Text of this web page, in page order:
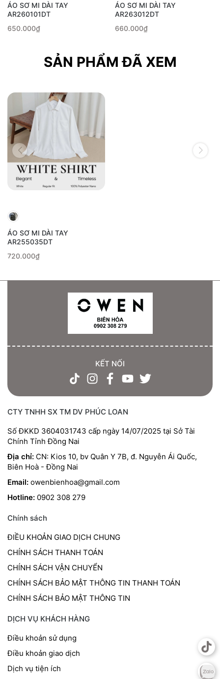
ÁO SƠ MI DÀI TAY
AR260101DT
650.000₫
ÁO SƠ MI DÀI TAY
AR263012DT
660.000₫
SẢN PHẨM ĐÃ XEM
ÁO SƠ MI DÀI TAY
AR255035DT
720.000₫
KẾT NỐI
CTY TNHH SX TM DV PHÚC LOAN
Số ĐKKD 3604031743 cấp ngày 14/07/2025 tại Sở Tài
Chính Tỉnh Đồng Nai
Địa chỉ: CN: Kios 10, bv Quân Y 7B, đ. Nguyễn Ái Quốc,
Biên Hoà - Đồng Nai
Email: owenbienhoa@gmail.com
Hotline: 0902 308 279
Chính sách
ĐIỀU KHOẢN GIAO DỊCH CHUNG
CHÍNH SÁCH THANH TOÁN
CHÍNH SÁCH VẬN CHUYỂN
CHÍNH SÁCH BẢO MẬT THÔNG TIN THANH TOÁN
CHÍNH SÁCH BẢO MẬT THÔNG TIN
DỊCH VỤ KHÁCH HÀNG
Điều khoản sử dụng
Điều khoản giao dịch
Dịch vụ tiện ích